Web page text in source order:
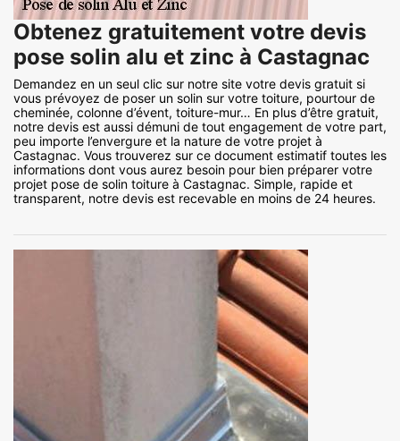
Obtenez gratuitement votre devis
pose solin alu et zinc à Castagnac
Demandez en un seul clic sur notre site votre devis gratuit si
vous prévoyez de poser un solin sur votre toiture, pourtour de
cheminée, colonne d’évent, toiture-mur… En plus d’être gratuit,
notre devis est aussi démuni de tout engagement de votre part,
peu importe l’envergure et la nature de votre projet à
Castagnac. Vous trouverez sur ce document estimatif toutes les
informations dont vous aurez besoin pour bien préparer votre
projet pose de solin toiture à Castagnac. Simple, rapide et
transparent, notre devis est recevable en moins de 24 heures.